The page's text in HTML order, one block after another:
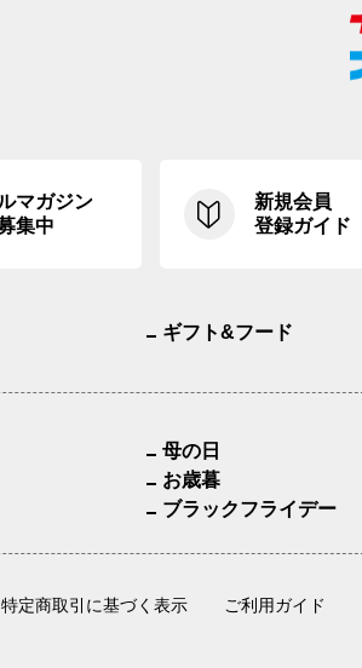
マガジン
集中
新規会員
登録ガイド
ギフト&フード
母の日
お歳暮
ブラックフライデー
特定商取引に基づく表示 ご利用ガイド